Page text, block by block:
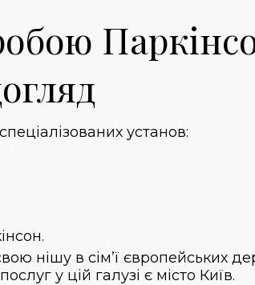
установ:
нішу в сім’ї європейських
у цій галузі є місто Київ.